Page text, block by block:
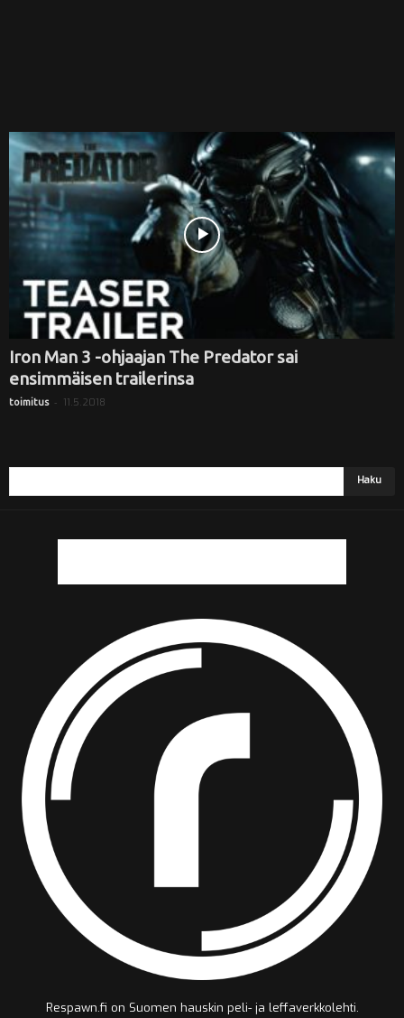
Iron Man 3 -ohjaajan The Predator sai
ensimmäisen trailerinsa
toimitus - 11.5.2018
Respawn.fi on Suomen hauskin peli- ja leffaverkkolehti.